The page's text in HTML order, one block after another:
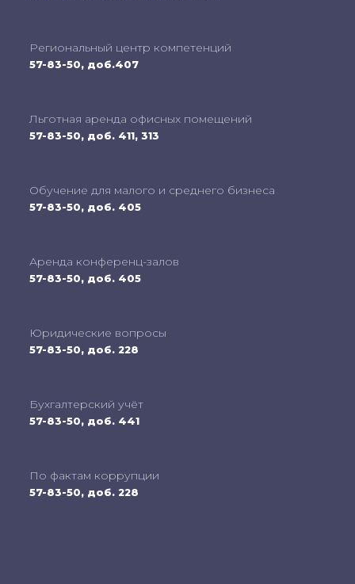
Региональный центр компетенций
57-83-50, доб.407
Льготная аренда офисных помещений
57-83-50, доб. 411, 313
Обучение для малого и среднего бизнеса
57-83-50, доб. 405
Аренда конференц-залов
57-83-50, доб. 405
Юридические вопросы
57-83-50, доб. 228
Бухгалтерский учёт
57-83-50, доб. 441
По фактам коррупции
57-83-50, доб. 228